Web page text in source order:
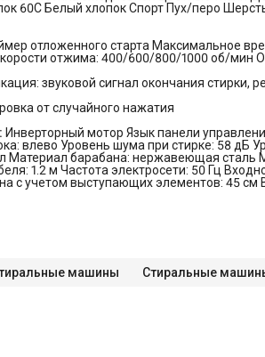
60С Белый хлопок Спорт Пух/перо
отложенного старта Максимальное
отжима: 400/600/800/1000 об/мин
звуковой сигнал окончания стирки,
от случайного нажатия
Инверторный мотор Язык панели
влево Уровень шума при стирке: 58 дБ
Материал барабана: нержавеющая сталь
1.2 м Частота электросети: 50 Гц
с учетом выступающих элементов: 45 см
машины Стиральные